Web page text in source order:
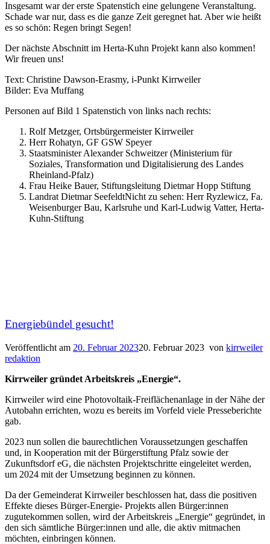
Insgesamt war der erste Spatenstich eine gelungene Veranstaltung.
Schade war nur, dass es die ganze Zeit geregnet hat. Aber wie heißt
es so schön: Regen bringt Segen!
Der nächste Abschnitt im Herta-Kuhn Projekt kann also kommen!
Wir freuen uns!
Text: Christine Dawson-Erasmy, i-Punkt Kirrweiler
Bilder: Eva Muffang
Personen auf Bild 1 Spatenstich von links nach rechts:
Rolf Metzger, Ortsbürgermeister Kirrweiler
Herr Rohatyn, GF GSW Speyer
Staatsminister Alexander Schweitzer (Ministerium für
Soziales, Transformation und Digitalisierung des Landes
Rheinland-Pfalz)
Frau Heike Bauer, Stiftungsleitung Dietmar Hopp Stiftung
Landrat Dietmar SeefeldtNicht zu sehen: Herr Ryzlewicz, Fa.
Weisenburger Bau, Karlsruhe und Karl-Ludwig Vatter, Herta-
Kuhn-Stiftung
Energiebündel gesucht!
Veröffentlicht am 20. Februar 202320. Februar 2023 von kirrweiler
redaktion
Kirrweiler gründet Arbeitskreis „Energie“.
Kirrweiler wird eine Photovoltaik-Freiflächenanlage in der Nähe der
Autobahn errichten, wozu es bereits im Vorfeld viele Presseberichte
gab.
2023 nun sollen die baurechtlichen Voraussetzungen geschaffen
und, in Kooperation mit der Bürgerstiftung Pfalz sowie der
Zukunftsdorf eG, die nächsten Projektschritte eingeleitet werden,
um 2024 mit der Umsetzung beginnen zu können.
Da der Gemeinderat Kirrweiler beschlossen hat, dass die positiven
Effekte dieses Bürger-Energie- Projekts allen Bürger:innen
zugutekommen sollen, wird der Arbeitskreis „Energie“ gegründet, in
den sich sämtliche Bürger:innen und alle, die aktiv mitmachen
möchten, einbringen können.